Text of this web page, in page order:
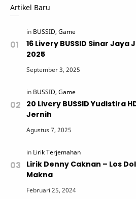
Artikel Baru
16 Livery BUSSID Sinar Jaya
2025
20 Livery BUSSID Yudistira
Jernih
Lirik Denny Caknan – Los
Makna